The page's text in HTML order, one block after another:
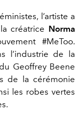
l’artiste a
créatrice Norma
#MeToo.
l’industrie de la
Geoffrey Beene
de la cérémonie
les robes vertes